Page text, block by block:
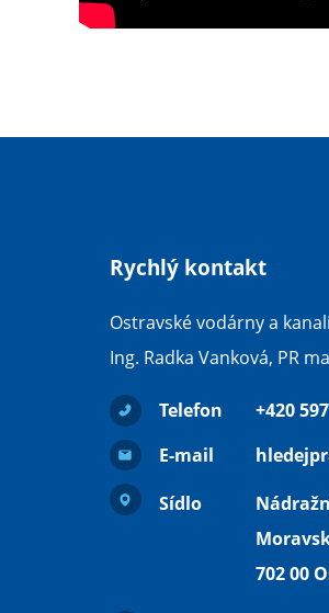
Rychlý kontakt
Ostravské vodárny a
Ing. Radka Vanková, PR
Telefon
+420
E-mail
Sídlo
702 00